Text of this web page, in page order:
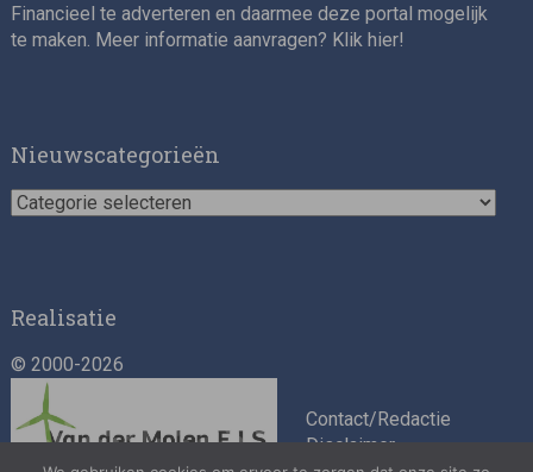
Financieel te adverteren en daarmee deze portal mogelijk
te maken. Meer informatie aanvragen? Klik hier!
Nieuwscategorieën
Nieuwscategorieën
Realisatie
© 2000-2026
Contact/Redactie
Disclaimer